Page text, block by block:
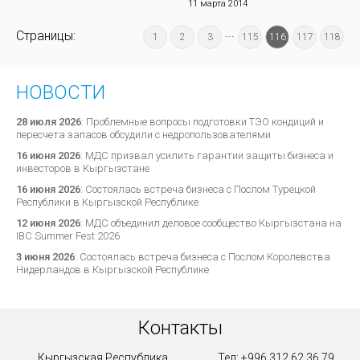
11 марта 2014
Страницы: 1 2 3 ... 115 116 117 118
НОВОСТИ
28 июля 2026: Проблемные вопросы подготовки ТЭО кондиций и
пересчета запасов обсудили с недропользователями
16 июня 2026: МДС призвал усилить гарантии защиты бизнеса и
инвесторов в Кыргызстане
16 июня 2026: Состоялась встреча бизнеса с Послом Турецкой
Республики в Кыргызской Республике
12 июня 2026: МДС объединил деловое сообщество Кыргызстана на
IBC Summer Fest 2026
3 июня 2026: Состоялась встреча бизнеса с Послом Королевства
Нидерландов в Кыргызской Республике
Контакты